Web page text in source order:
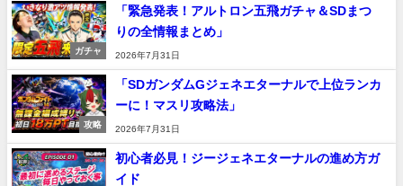
ガチャ
「緊急発表！アルトロン五飛ガチャ＆SDまつ
りの全情報まとめ」
2026年7月31日
攻略
「SDガンダムGジェネエターナルで上位ランカ
ーに！マスリ攻略法」
2026年7月31日
初心者必見！ジージェネエターナルの進め方ガ
イド